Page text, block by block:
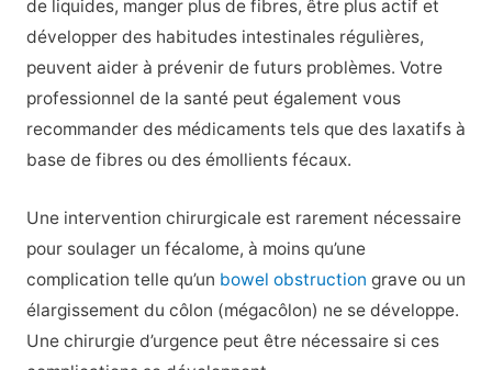
de liquides, manger plus de fibres, être plus actif et
développer des habitudes intestinales régulières,
peuvent aider à prévenir de futurs problèmes. Votre
professionnel de la santé peut également vous
recommander des médicaments tels que des laxatifs à
base de fibres ou des émollients fécaux.
Une intervention chirurgicale est rarement nécessaire
pour soulager un fécalome, à moins qu’une
complication telle qu’un bowel obstruction grave ou un
élargissement du côlon (mégacôlon) ne se développe.
Une chirurgie d’urgence peut être nécessaire si ces